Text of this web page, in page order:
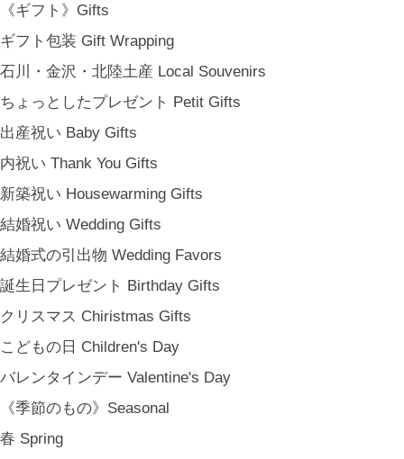
《ギフト》Gifts
ギフト包装 Gift Wrapping
石川・金沢・北陸土産 Local Souvenirs
ちょっとしたプレゼント Petit Gifts
出産祝い Baby Gifts
内祝い Thank You Gifts
新築祝い Housewarming Gifts
結婚祝い Wedding Gifts
結婚式の引出物 Wedding Favors
誕生日プレゼント Birthday Gifts
クリスマス Chiristmas Gifts
こどもの日 Children's Day
バレンタインデー Valentine's Day
《季節のもの》Seasonal
春 Spring
美しさに、和と洋、OLD & NEW のインスピレーションを重ね、暮らし
の中で愉しむインテリアスタイリングをご提案しています。 casa rua [
カーサ・ルア] 石川県金沢市尾張町2-14-20 八百萬本舗 内 casa rua / A
[ MENU ]
HOME
SHOP INFO
SHOPPING GUIDE
BLOG
CONTACT
[ MEMBERSHIP ]
[ MAIL MAGAZINE ]
[ NOTICE ]